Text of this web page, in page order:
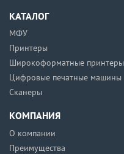
КАТАЛОГ
МФУ
Принтеры
Широкоформатные принтеры
Цифровые печатные машины
Сканеры
КОМПАНИЯ
О компании
Преимущества